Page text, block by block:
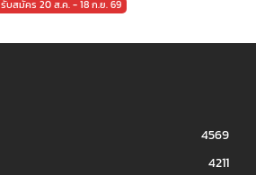
รับสมัคร 20 ส.ค. - 18 ก.ย. 69
4569
4211